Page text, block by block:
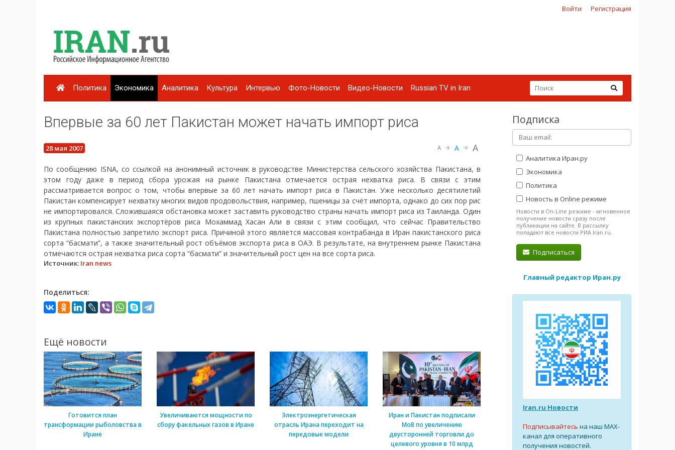
Войти Регистрация
Политика Экономика Аналитика Культура Интервью Фото-Новости Видео-Новости Russian TV in Iran
Впервые за 60 лет Пакистан может начать импорт риса
28 мая 2007 A A A
По сообщению ISNA, со ссылкой на анонимный источник в руководстве Министерства сельского хозяйства Пакистана, в
этом году даже в период сбора урожая на рынке Пакистана отмечается острая нехватка риса. В связи с этим
рассматривается вопрос о том, чтобы впервые за 60 лет начать импорт риса в Пакистан. Уже несколько десятилетий
Пакистан компенсирует нехватку многих видов продовольствия, например, пшеницы за счёт импорта, однако до сих пор рис
не импортировался. Сложившаяся обстановка может заставить руководство страны начать импорт риса из Таиланда. Один
из крупных пакистанских экспортёров риса Мохаммад Хасан Али в связи с этим сообщил, что сейчас Правительство
Пакистана полностью запретило экспорт риса. Причиной этого является массовая контрабанда в Иран пакистанского риса
сорта “басмати”, а также значительный рост объёмов экспорта риса в ОАЭ. В результате, на внутреннем рынке Пакистана
отмечаются острая нехватка риса сорта “басмати” и значительный рост цен на все сорта риса.
Источник: Iran news
Поделиться:
Ещё новости
Готовится план
трансформации рыболовства в
Иране
Увеличиваются мощности по
сбору факельных газов в Иране
Электроэнергетическая
отрасль Ирана переходит на
передовые модели
Иран и Пакистан подписали
МоВ по увеличению
двусторонней торговли до
целевого уровня в 10 млрд
Подписка
Аналитика Иран.ру
Экономика
Политика
Новость в Online режиме
Новости в On-Line режиме - мгновенное
получение новости сразу после
публикации на сайте. В рассылку
попадают все новости РИА Iran.ru.
Подписаться
Главный редактор Иран.ру
Iran.ru Новости
Подписывайтесь на наш MAX-
канал для оперативного
получения новостей.